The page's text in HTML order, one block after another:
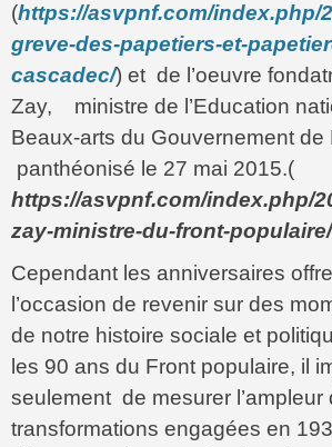
(https://asvpnf.com/index.php/
greve-des-papetiers-et-
cascadec/) et de l’oeuvre
Zay, ministre de l’Education
Beaux-arts du Gouvernement de
panthéonisé le 27 mai 2015.(
https://asvpnf.com/index.php/
zay-ministre-du-front-
Cependant les anniversaires
l’occasion de revenir sur des
de notre histoire sociale et
les 90 ans du Front populaire, il
seulement de mesurer l’ampleur
transformations engagées en